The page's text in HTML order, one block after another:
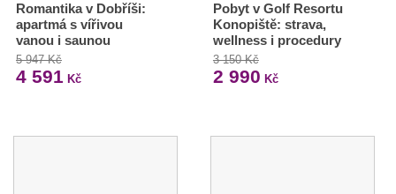
Romantika v Dobříši:
apartmá s vířivou
vanou i saunou
5 947 Kč
4 591 Kč
Pobyt v Golf Resortu
Konopiště: strava,
wellness i procedury
3 150 Kč
2 990 Kč